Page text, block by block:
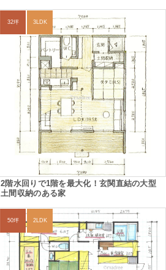
32坪 3LDK
2階水回りで1階を最大化！玄関直結の大型
土間収納のある家
50坪 2LDK